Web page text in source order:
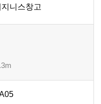
니스창고